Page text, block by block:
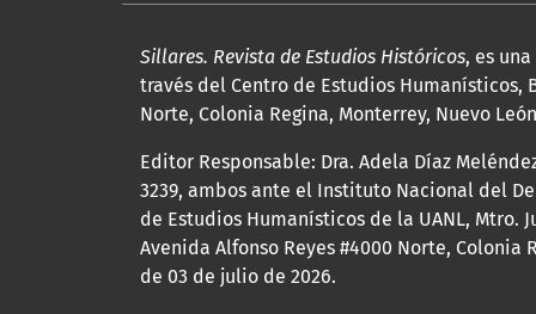
Sillares. Revista de Estudios Históricos, es
través del Centro de Estudios Humanísticos,
Norte, Colonia Regina, Monterrey, Nuevo
Editor Responsable: Dra. Adela Díaz
3239, ambos ante el Instituto Nacional del
de Estudios Humanísticos de la UANL, Mtro.
Avenida Alfonso Reyes #4000 Norte, Colonia
de 03 de julio de 2026.